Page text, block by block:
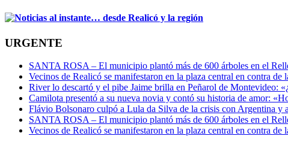
URGENTE
SANTA ROSA – El municipio plantó más de 600 árboles en el
Vecinos de Realicó se manifestaron en la plaza central en contra de
River lo descartó y el pibe Jaime brilla en Peñarol de Montevideo:
Camilota presentó a su nueva novia y contó su historia de amor:
Flávio Bolsonaro culpó a Lula da Silva de la crisis con Argentina
SANTA ROSA – El municipio plantó más de 600 árboles en el
Vecinos de Realicó se manifestaron en la plaza central en contra de